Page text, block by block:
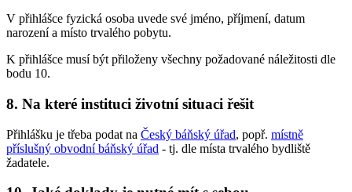
V přihlášce fyzická osoba uvede své jméno, příjmení, datum
narození a místo trvalého pobytu.
K přihlášce musí být přiloženy všechny požadované náležitosti dle
bodu 10.
8. Na které instituci životní situaci řešit
Přihlášku je třeba podat na Český báňský úřad, popř. místně
příslušný obvodní báňský úřad - tj. dle místa trvalého bydliště
žadatele.